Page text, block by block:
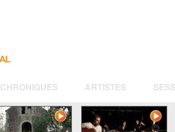
CHRONIQUES ARTISTES